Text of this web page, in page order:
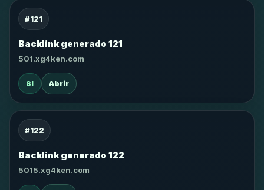
#121
Backlink generado 121
501.xg4ken.com
SI Abrir
#122
Backlink generado 122
5015.xg4ken.com